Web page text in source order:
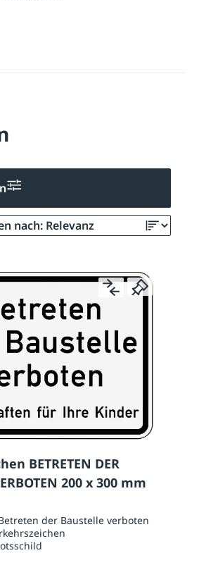
BETRETEN DER
200 x 300 mm
der Baustelle verboten